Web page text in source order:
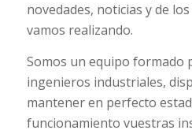
novedades, noticias y de
vamos realizando.
Somos un equipo formado
ingenieros industriales,
mantener en perfecto
funcionamiento vuestras